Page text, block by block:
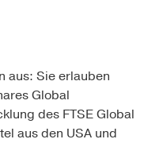
aus: Sie erlauben
Global
des FTSE Global
aus den USA und